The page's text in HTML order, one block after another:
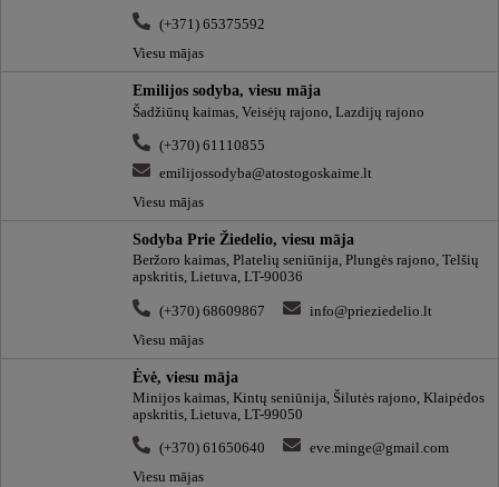
(+371) 65375592
Viesu mājas
Emilijos sodyba, viesu māja
Šadžiūnų kaimas, Veisėjų rajono, Lazdijų rajono
(+370) 61110855
emilijossodyba@atostogoskaime.lt
Viesu mājas
Sodyba Prie Žiedelio, viesu māja
Beržoro kaimas, Platelių seniūnija, Plungės rajono, Telšių
apskritis, Lietuva, LT-90036
(+370) 68609867
info@prieziedelio.lt
Viesu mājas
Ėvė, viesu māja
Minijos kaimas, Kintų seniūnija, Šilutės rajono, Klaipėdos
apskritis, Lietuva, LT-99050
(+370) 61650640
eve.minge@gmail.com
Viesu mājas